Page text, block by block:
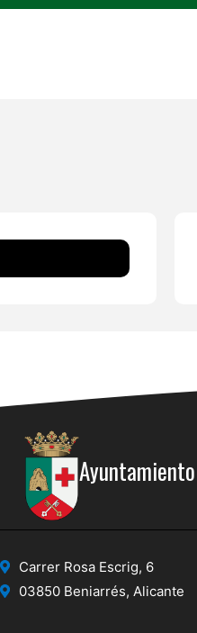
Carrer Rosa Escrig, 6
03850 Beniarrés, Alicante